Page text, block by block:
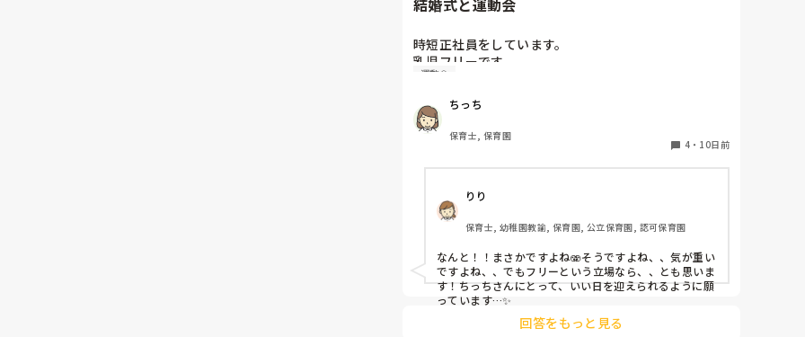
時短正社員をしています。
乳児フリーです。
親友の結婚式と職場の運動会が被ってしまいまし
一応相談してみますが気が重いです、、💦
運動会
ちっち
保育士, 保育園
4・ 10日前
りり
保育士, 幼稚園教諭, 保育園, 公立保育園, 認可保育園
なんと！！まさかですよね🫨そうですよね、、気が重い
ですよね、、でもフリーという立場なら、、とも思いま
す！ちっちさんにとって、いい日を迎えられるように願
っています…✨
回答をもっと見る